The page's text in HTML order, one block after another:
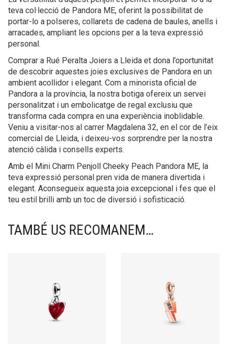
teva col·lecció de Pandora ME, oferint la possibilitat de
portar-lo a polseres, collarets de cadena de baules, anells i
arracades, ampliant les opcions per a la teva expressió
personal.
Comprar a Rué Peralta Joiers a Lleida et dona l’oportunitat
de descobrir aquestes joies exclusives de Pandora en un
ambient acollidor i elegant. Com a minorista oficial de
Pandora a la província, la nostra botiga ofereix un servei
personalitzat i un embolicatge de regal exclusiu que
transforma cada compra en una experiència inoblidable.
Veniu a visitar-nos al carrer Magdalena 32, en el cor de l’eix
comercial de Lleida, i deixeu-vos sorprendre per la nostra
atenció càlida i consells experts.
Amb el Mini Charm Penjoll Cheeky Peach Pandora ME, la
teva expressió personal pren vida de manera divertida i
elegant. Aconsegueix aquesta joia excepcional i fes que el
teu estil brilli amb un toc de diversió i sofisticació.
TAMBÉ US RECOMANEM…